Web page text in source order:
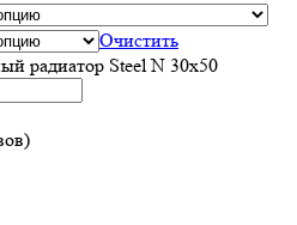
Очистить
радиатор Steel N 30х50